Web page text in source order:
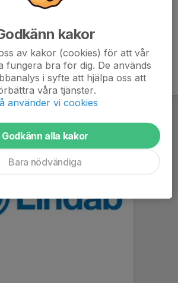
kakor
av kakor (cookies) för att vår
fungera bra för dig. De används
i syfte att hjälpa oss att
våra tjänster.
använder vi cookies
Godkänn alla kakor
Bara nödvändiga